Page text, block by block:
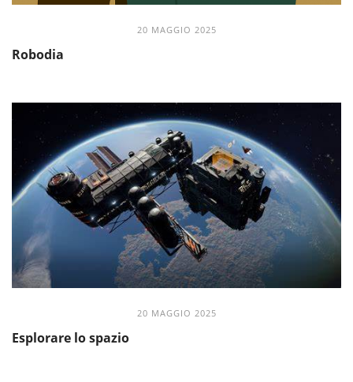
20 MAGGIO 2025
Robodia
20 MAGGIO 2025
Esplorare lo spazio